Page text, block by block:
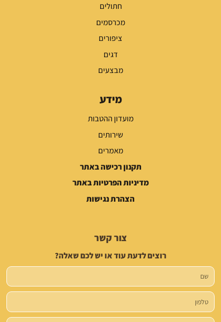
חתולים
מכרסמים
ציפורים
דגים
מבצעים
מידע
מועדון ההטבות
שירותים
מאמרים
תקנון רכישה באתר
מדיניות הפרטיות באתר
הצהרת נגישות
צור קשר
רוצים לדעת עוד או יש לכם שאלה?
שם
טלפון